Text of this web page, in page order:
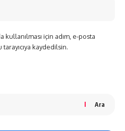
kullanılması için adım, e-posta
kaydedilsin.
Ara